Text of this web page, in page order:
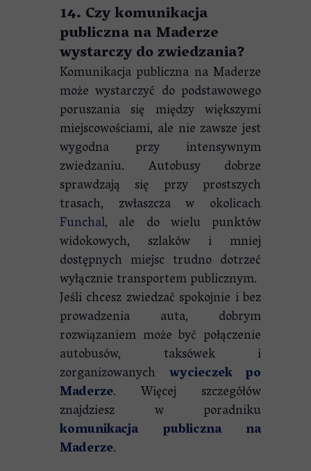
14. Czy komunikacja
publiczna na Maderze
wystarczy do zwiedzania?
Komunikacja publiczna na Maderze
może wystarczyć do podstawowego
poruszania się między większymi
miejscowościami, ale nie zawsze jest
wygodna przy intensywnym
zwiedzaniu. Autobusy dobrze
sprawdzają się przy prostszych
trasach, zwłaszcza w okolicach
Funchal, ale do wielu punktów
widokowych, szlaków i mniej
dostępnych miejsc trudno dotrzeć
wyłącznie transportem publicznym.
Jeśli chcesz zwiedzać spokojnie i bez
prowadzenia auta, dobrym
rozwiązaniem może być połączenie
autobusów, taksówek i
zorganizowanych wycieczek po
Maderze. Więcej szczegółów
znajdziesz w poradniku
komunikacja publiczna na
Maderze.